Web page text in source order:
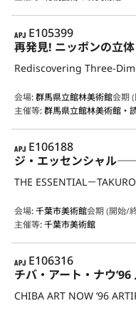
APJ
E105399
再発見! ニッポンの立体
Rediscovering Three-
会場:群馬県立館林美術館会期
主催等:群馬県立館林美術館・
APJ
E106188
会場:千葉市美術館会期 (開始/
主催等:千葉市美術館
APJ
E106316
チバ・アート・ナウ
CHIBA ART NOW ’96